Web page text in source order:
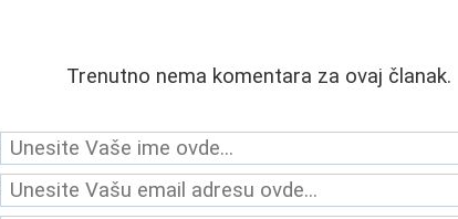
Trenutno nema komentara za ovaj članak.